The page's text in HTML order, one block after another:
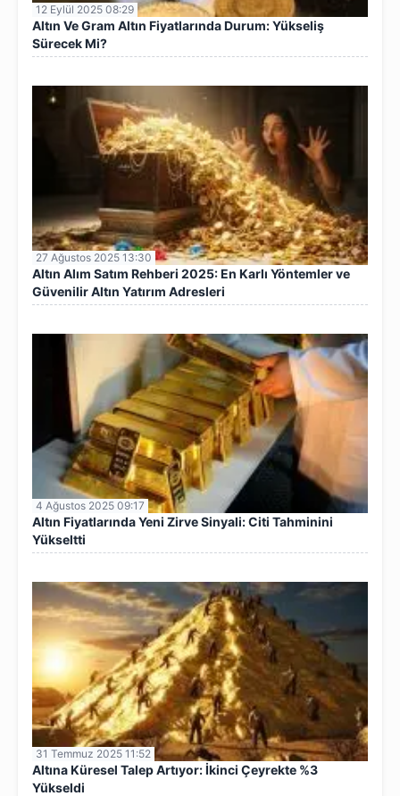
12 Eylül 2025 08:29
Altın Ve Gram Altın Fiyatlarında Durum: Yükseliş
Sürecek Mi?
27 Ağustos 2025 13:30
Altın Alım Satım Rehberi 2025: En Karlı Yöntemler ve
Güvenilir Altın Yatırım Adresleri
4 Ağustos 2025 09:17
Altın Fiyatlarında Yeni Zirve Sinyali: Citi Tahminini
Yükseltti
31 Temmuz 2025 11:52
Altına Küresel Talep Artıyor: İkinci Çeyrekte %3
Yükseldi